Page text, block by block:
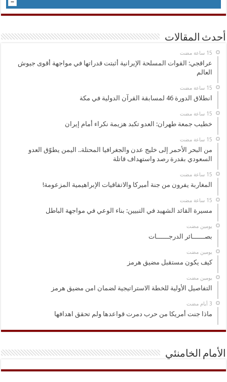
أحدث المقالات
عراقجي: القوات المسلحة الإيرانية أثبتت قدراتها في مواجهة أقوى جيوش
العالم
انطلاق الدورة 46 لمسابقة القرآن الدولية في مكة
خطيب جمعة طهران: العدو تكبد هزيمة نكراء أمام إيران
من البحر الأحمر إلى خليج عدن والجغرافيا المحتلة.. اليمن يطوّق العدو
السعودي بقدرة رصد واستهداف قاتلة
المغاربة يفرون من جنة أميركا والاتفاقيات الإبراهيمية المزعومة!
مسيرة القائد الشهيد في التبيين: بناء الوعي في مواجهة الباطل
‏يومين مضت
بصــــــائر الدرجــــــات
‏يومين مضت
كيف يكون مستقبل مضيق هرمز
‏يومين مضت
التفاصيل الأولية للخطة الاستراتيجية لضمان امن مضيق هرمز
ماذا جنت أمريكا من حرب دمرت قواعدها ولم تحقق اهدافها
الأمام الخامنئي